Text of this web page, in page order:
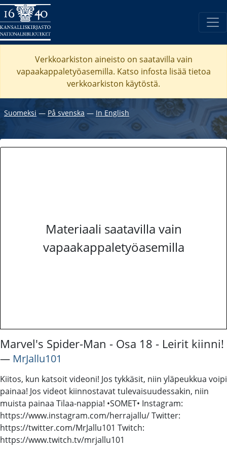
Verkkoarkiston aineisto on saatavilla vain
vapaakappaletyöasemilla. Katso infosta lisää tietoa
verkkoarkiston käytöstä.
Suomeksi ― På svenska ― In English
Materiaali saatavilla vain
vapaakappaletyöasemilla
Marvel's Spider-Man - Osa 18 - Leirit kiinni!
― MrJallu101
Kiitos, kun katsoit videoni! Jos tykkäsit, niin yläpeukkua voipi
painaa! Jos videot kiinnostavat tulevaisuudessakin, niin
muista painaa Tilaa-nappia! •SOMET• Instagram:
https://www.instagram.com/herrajallu/ Twitter:
https://twitter.com/MrJallu101 Twitch:
https://www.twitch.tv/mrjallu101